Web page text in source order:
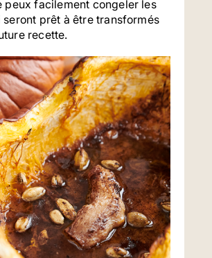
peux facilement congeler les
seront prêt à être transformés
recette.